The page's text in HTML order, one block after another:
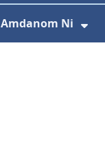
Amdanom Ni